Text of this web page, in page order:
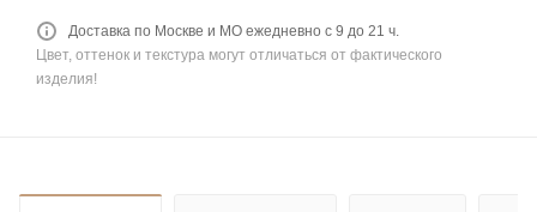
Доставка по Москве и МО ежедневно с 9 до 21 ч.
Цвет, оттенок и текстура могут отличаться от фактического
изделия!